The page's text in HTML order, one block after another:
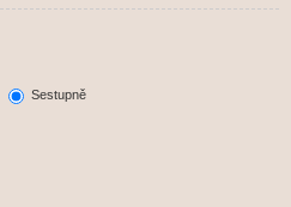
Sestupně